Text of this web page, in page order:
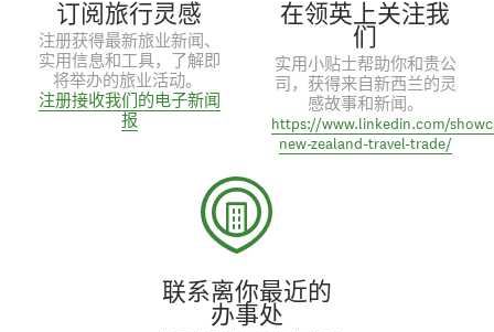
订阅旅行灵感
注册获得最新旅业新闻、
实用信息和工具，了解即
将举办的旅业活动。
注册接收我们的电子新闻
报
在领英上关注我
们
实用小贴士帮助你和贵公
司，获得来自新西兰的灵
感故事和新闻。
https://www.linkedin.com/
new-zealand-travel-trade/
联系离你最近的
办事处